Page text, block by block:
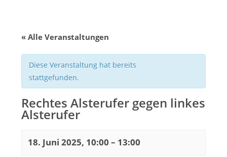
« Alle Veranstaltungen
Diese Veranstaltung hat bereits
stattgefunden.
Rechtes Alsterufer gegen linkes
Alsterufer
18. Juni 2025, 10:00 – 13:00